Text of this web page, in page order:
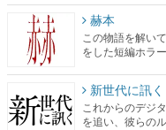
赫本
この物語を解い
をした短編ホラ
新世代に訊く
これからのデジ
を追い、彼らの